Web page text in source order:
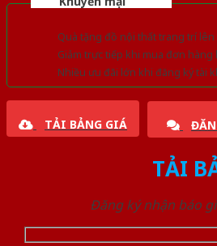
Quà tặng đồ nội thất trang trí lên
Giảm trực tiếp khi mua đơn hàng
Nhiều ưu đãi lớn khi đăng ký tài
TẢI BẢNG GIÁ
TẢI
Đăng ký nhận báo